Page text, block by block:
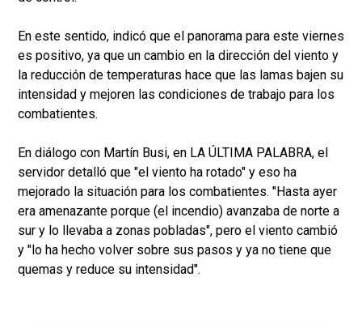
En este sentido, indicó que el panorama para este viernes
es positivo, ya que un cambio en la dirección del viento y
la reducción de temperaturas hace que las lamas bajen su
intensidad y mejoren las condiciones de trabajo para los
combatientes.
En diálogo con Martín Busi, en LA ÚLTIMA PALABRA, el
servidor detalló que "el viento ha rotado" y eso ha
mejorado la situación para los combatientes. "Hasta ayer
era amenazante porque (el incendio) avanzaba de norte a
sur y lo llevaba a zonas pobladas", pero el viento cambió
y "lo ha hecho volver sobre sus pasos y ya no tiene que
quemas y reduce su intensidad".